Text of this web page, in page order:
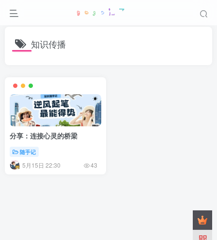
知识传播
分享：连接心灵的桥梁
随手记
5月15日 22:30 43